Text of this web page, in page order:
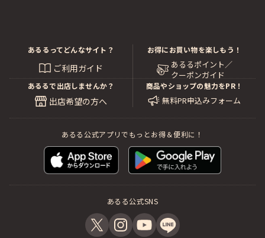
（ご入金から大体2ヵ月はかかりますので、お時間にゆとりのあると
きにご注文下さいませ。）
あるるってどんなサイト？
ご利用ガイド
お得にお買い物を楽しもう！
あるるポイント／
クーポンガイド
あるるで出店しませんか？
出店希望の方へ
商品やショップの魅力をPR！
無料PR申込みフォーム
あるる公式アプリでもっとお得＆便利に！
あるる公式SNS